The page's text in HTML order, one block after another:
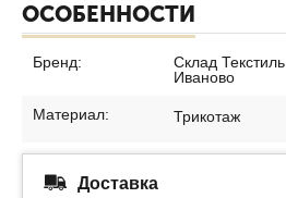
ОСОБЕННОСТИ
Бренд:
Склад Текстиль
Иваново
Материал: Трикотаж
Доставка